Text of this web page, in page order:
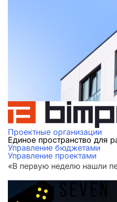
Проектные организации
Единое пространство для
Управление бюджетами
Управление проектами
«В первую неделю нашли